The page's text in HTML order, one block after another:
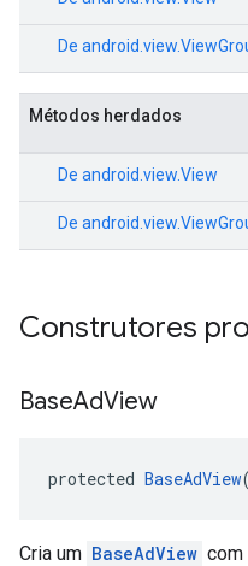
De
Métodos herdados
De android.view.View
De
Construtores
BaseAdView
protected BaseAdView(
Cria um BaseAdView com